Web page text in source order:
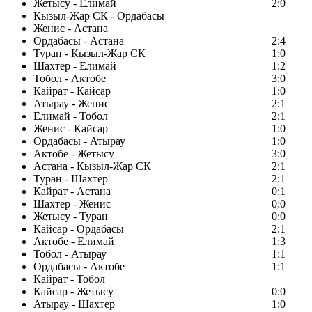
Жетысу - Елимай
2:0
Кызыл-Жар СК - Ордабасы
Женис - Астана
Ордабасы - Астана
2:4
Туран - Кызыл-Жар СК
1:0
Шахтер - Елимай
1:2
Тобол - Актобе
3:0
Кайрат - Кайсар
1:0
Атырау - Женис
2:1
Елимай - Тобол
2:1
Женис - Кайсар
1:0
Ордабасы - Атырау
1:0
Актобе - Жетысу
3:0
Астана - Кызыл-Жар СК
2:1
Туран - Шахтер
2:1
Кайрат - Астана
0:1
Шахтер - Женис
0:0
Жетысу - Туран
0:0
Кайсар - Ордабасы
2:1
Актобе - Елимай
1:3
Тобол - Атырау
1:1
Ордабасы - Актобе
1:1
Кайрат - Тобол
Кайсар - Жетысу
0:0
Атырау - Шахтер
1:0